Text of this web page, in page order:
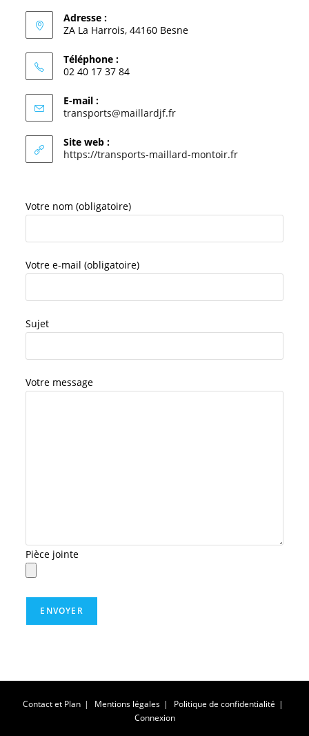
Adresse :
ZA La Harrois, 44160 Besne
Téléphone :
02 40 17 37 84
E-mail :
transports@maillardjf.fr
Site web :
https://transports-maillard-montoir.fr
Votre nom (obligatoire)
Votre e-mail (obligatoire)
Sujet
Votre message
Pièce jointe
Contact et Plan Mentions légales
Politique de confidentialité
Connexion